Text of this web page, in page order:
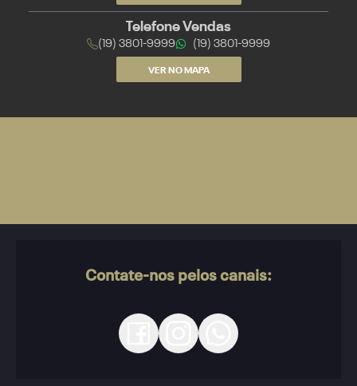
Telefone Vendas
(19) 3801-9999 (19) 3801-9999
VER NO MAPA
Contate-nos pelos canais: